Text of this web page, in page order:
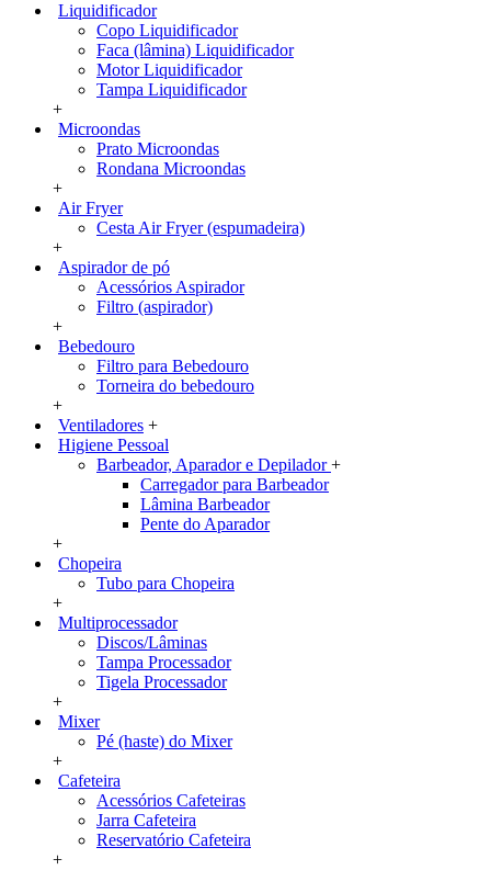
Liquidificador
Copo Liquidificador
Faca (lâmina) Liquidificador
Motor Liquidificador
Tampa Liquidificador
+
Microondas
Prato Microondas
Rondana Microondas
+
Air Fryer
Cesta Air Fryer (espumadeira)
+
Aspirador de pó
Acessórios Aspirador
Filtro (aspirador)
+
Bebedouro
Filtro para Bebedouro
Torneira do bebedouro
+
Ventiladores +
Higiene Pessoal
Barbeador, Aparador e Depilador+
Carregador para Barbeador
Lâmina Barbeador
Pente do Aparador
+
Chopeira
Tubo para Chopeira
+
Multiprocessador
Discos/Lâminas
Tampa Processador
Tigela Processador
+
Mixer
Pé (haste) do Mixer
+
Cafeteira
Acessórios Cafeteiras
Jarra Cafeteira
Reservatório Cafeteira
+